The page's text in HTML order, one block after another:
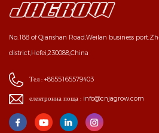
No.188 of Qianshan Road,Weilan business
district,Hefei,230088,China
Тел : +8655165579403
електронна поща : info@cnjagrow.com